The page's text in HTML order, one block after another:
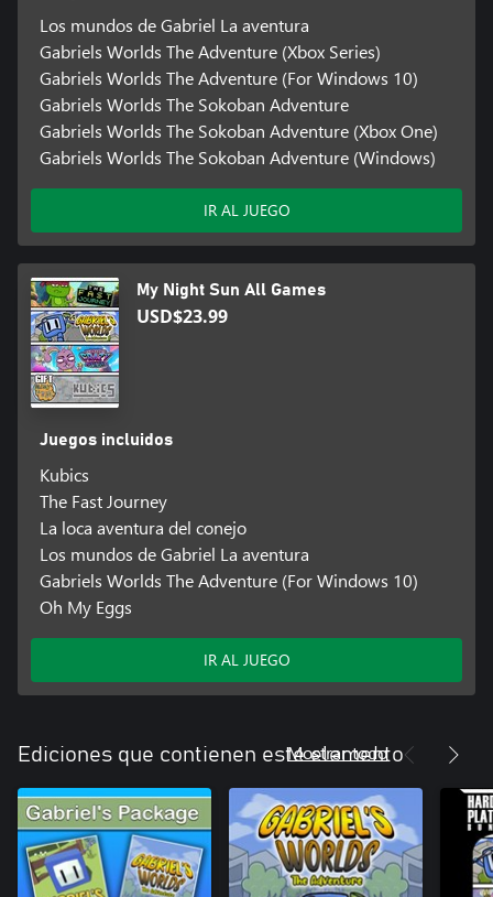
Los mundos de Gabriel La aventura
Gabriels Worlds The Adventure (Xbox Series)
Gabriels Worlds The Adventure (For Windows 10)
Gabriels Worlds The Sokoban Adventure
Gabriels Worlds The Sokoban Adventure (Xbox One)
Gabriels Worlds The Sokoban Adventure (Windows)
IR AL JUEGO
My Night Sun All Games
USD$23.99
Juegos incluidos
Kubics
The Fast Journey
La loca aventura del conejo
Los mundos de Gabriel La aventura
Gabriels Worlds The Adventure (For Windows 10)
Oh My Eggs
IR AL JUEGO
Ediciones que contienen este elemento
Mostrar todo